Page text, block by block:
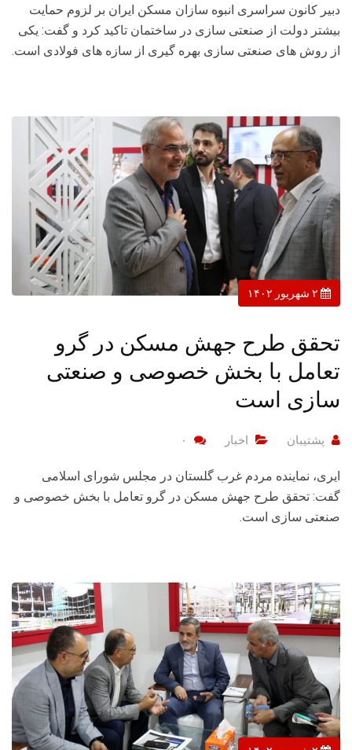
دبیر کانون سراسری انبوه سازان مسکن ایران بر لزوم حمایت
بیشتر دولت از صنعتی سازی در ساختمان تاکید کرد و گفت: یکی
از روش های صنعتی سازی بهره گیری از سازه های فولادی است.
تحقق طرح جهش مسکن در گرو
تعامل با بخش خصوصی و صنعتی
سازی است
پشتیبان اخبار ۰
ایری، نماینده مردم غرب گلستان در مجلس شورای اسلامی
گفت: تحقق طرح جهش مسکن در گرو تعامل با بخش خصوصی و
صنعتی سازی است.